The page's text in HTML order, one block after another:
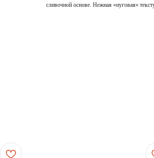
сливочной основе. Нежная «нуговая»